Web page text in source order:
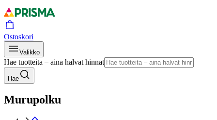
Ostoskori
Valikko
Hae tuotteita – aina halvat hinnat
Hae
Murupolku